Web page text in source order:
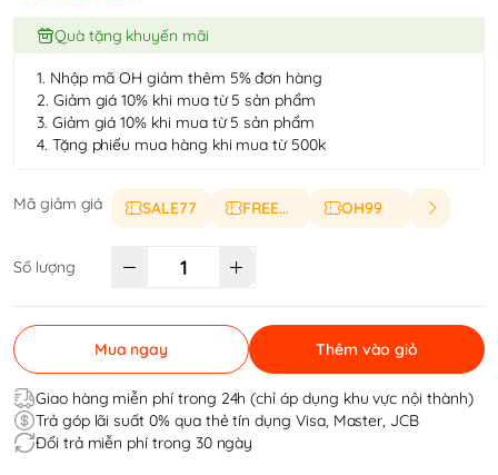
Quà tặng khuyến mãi
1. Nhập mã OH giảm thêm 5% đơn hàng
2. Giảm giá 10% khi mua từ 5 sản phẩm
3. Giảm giá 10% khi mua từ 5 sản phẩm
4. Tặng phiếu mua hàng khi mua từ 500k
Mã giảm giá SALE77 FREESHIP OH99
Số lượng
Mua ngay Thêm vào giỏ
Giao hàng miễn phí trong 24h (chỉ áp dụng khu vực nội thành)
Trả góp lãi suất 0% qua thẻ tín dụng Visa, Master, JCB
Đổi trả miễn phí trong 30 ngày